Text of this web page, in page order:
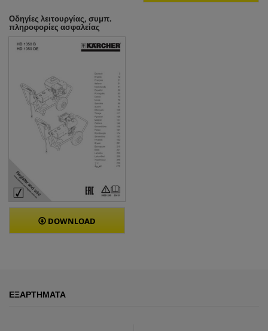
Οδηγίες λειτουργίας, συμπ.
πληροφορίες ασφαλείας
DOWNLOAD
ΕΞΑΡΤΉΜΑΤΑ